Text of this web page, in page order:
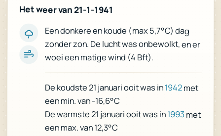
Het weer van 21-1-1941
Een donkere en koude (max 5,7°C) dag
zonder zon. De lucht was onbewolkt, en er
woei een matige wind (4 Bft).
De koudste 21 januari ooit was in1942met
een min. van -16,6°C
De warmste 21 januari ooit was in1993met
een max. van 12,3°C